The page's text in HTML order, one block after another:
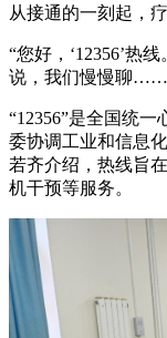
从接通的一刻起，
“您好，‘12356’热
说，我们慢慢聊
“12356”是全国统
委协调工业和信息
若齐介绍，热线旨
机干预等服务。